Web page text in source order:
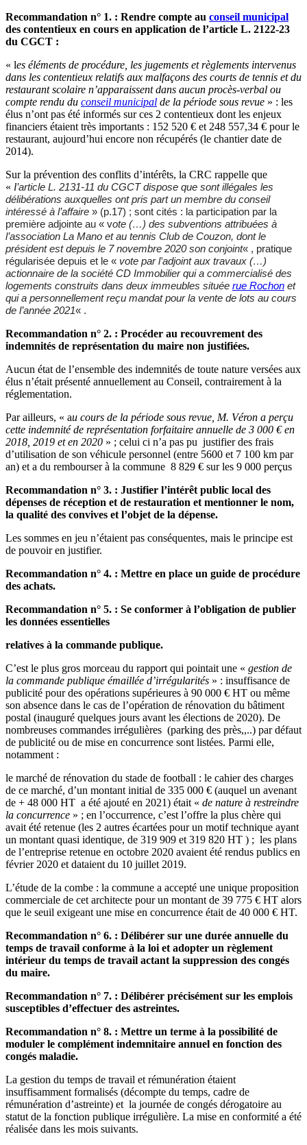
Recommandation n° 1. : Rendre compte au conseil municipal
des contentieux en cours en application de l’article L. 2122-23
du CGCT :
« les éléments de procédure, les jugements et règlements intervenus
dans les contentieux relatifs aux malfaçons des courts de tennis et du
restaurant scolaire n’apparaissent dans aucun procès-verbal ou
compte rendu du conseil municipal de la période sous revue » : les
élus n’ont pas été informés sur ces 2 contentieux dont les enjeux
financiers étaient très importants : 152 520 € et 248 557,34 € pour le
restaurant, aujourd’hui encore non récupérés (le chantier date de
2014).
Sur la prévention des conflits d’intérêts, la CRC rappelle que
« l’article L. 2131-11 du CGCT dispose que sont illégales les
délibérations auxquelles ont pris part un membre du conseil
intéressé à l’affaire » (p.17) ; sont cités : la participation par la
première adjointe au « vote (…) des subventions attribuées à
l’association La Mano et au tennis Club de Couzon, dont le
président est depuis le 7 novembre 2020 son conjoint« , pratique
régularisée depuis et le « vote par l’adjoint aux travaux (…)
actionnaire de la société CD Immobilier qui a commercialisé des
logements construits dans deux immeubles située rue Rochon et
qui a personnellement reçu mandat pour la vente de lots au cours
de l’année 2021« .
Recommandation n° 2. : Procéder au recouvrement des
indemnités de représentation du maire non justifiées.
Aucun état de l’ensemble des indemnités de toute nature versées aux
élus n’était présenté annuellement au Conseil, contrairement à la
réglementation.
Par ailleurs, « au cours de la période sous revue, M. Véron a perçu
cette indemnité de représentation forfaitaire annuelle de 3 000 € en
2018, 2019 et en 2020 » ; celui ci n’a pas pu justifier des frais
d’utilisation de son véhicule personnel (entre 5600 et 7 100 km par
an) et a du rembourser à la commune 8 829 € sur les 9 000 perçus
Recommandation n° 3. : Justifier l’intérêt public local des
dépenses de réception et de restauration et mentionner le nom,
la qualité des convives et l’objet de la dépense.
Les sommes en jeu n’étaient pas conséquentes, mais le principe est
de pouvoir en justifier.
Recommandation n° 4. : Mettre en place un guide de procédure
des achats.
Recommandation n° 5. : Se conformer à l’obligation de publier
les données essentielles
relatives à la commande publique.
C’est le plus gros morceau du rapport qui pointait une « gestion de
la commande publique émaillée d’irrégularités » : insuffisance de
publicité pour des opérations supérieures à 90 000 € HT ou même
son absence dans le cas de l’opération de rénovation du bâtiment
postal (inauguré quelques jours avant les élections de 2020). De
nombreuses commandes irrégulières (parking des près,,..) par défaut
de publicité ou de mise en concurrence sont listées. Parmi elle,
notamment :
le marché de rénovation du stade de football : le cahier des charges
de ce marché, d’un montant initial de 335 000 € (auquel un avenant
de + 48 000 HT a été ajouté en 2021) était « de nature à restreindre
la concurrence » ; en l’occurrence, c’est l’offre la plus chère qui
avait été retenue (les 2 autres écartées pour un motif technique ayant
un montant quasi identique, de 319 909 et 319 820 HT ) ; les plans
de l’entreprise retenue en octobre 2020 avaient été rendus publics en
février 2020 et dataient du 10 juillet 2019.
L’étude de la combe : la commune a accepté une unique proposition
commerciale de cet architecte pour un montant de 39 775 € HT alors
que le seuil exigeant une mise en concurrence était de 40 000 € HT.
Recommandation n° 6. : Délibérer sur une durée annuelle du
temps de travail conforme à la loi et adopter un règlement
intérieur du temps de travail actant la suppression des congés
du maire.
Recommandation n° 7. : Délibérer précisément sur les emplois
susceptibles d’effectuer des astreintes.
Recommandation n° 8. : Mettre un terme à la possibilité de
moduler le complément indemnitaire annuel en fonction des
congés maladie.
La gestion du temps de travail et rémunération étaient
insuffisamment formalisés (décompte du temps, cadre de
rémunération d’astreinte) et la journée de congés dérogatoire au
statut de la fonction publique irrégulière. La mise en conformité a été
réalisée dans les mois suivants.